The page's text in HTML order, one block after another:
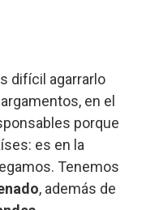
difícil agarrarlo
en el
porque
es en la
Tenemos
, además de